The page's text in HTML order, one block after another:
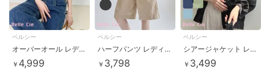
ベルシー
オーバーオール レディース サロペット オールインワン デニムサロペット アシメショルダー
￥ 4,999
ベルシー
ハーフパンツ レディース キュロット ワイドショートパンツ ガウチョ 膝丈 ナチュラル 3色
￥ 3,798
ベルシー
シアージャケット レディース UVパーカー シアーブルゾン フードライトアウター 春夏 羽織り
￥ 3,499